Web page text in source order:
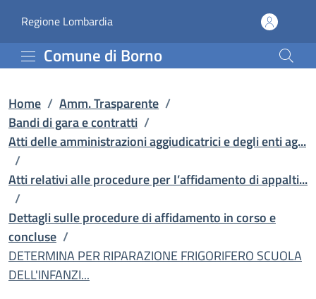
DETERMINA PER
Regione Lombardia(apre in un'altra scheda).
Comune di Borno
Home / Amm. Trasparente /
Bandi di gara e contratti /
Atti delle amministrazioni aggiudicatrici e degli enti ag...
/
Atti relativi alle procedure per l’affidamento di appalti...
/
Dettagli sulle procedure di affidamento in corso e
concluse /
DETERMINA PER RIPARAZIONE FRIGORIFERO SCUOLA
DELL'INFANZI...